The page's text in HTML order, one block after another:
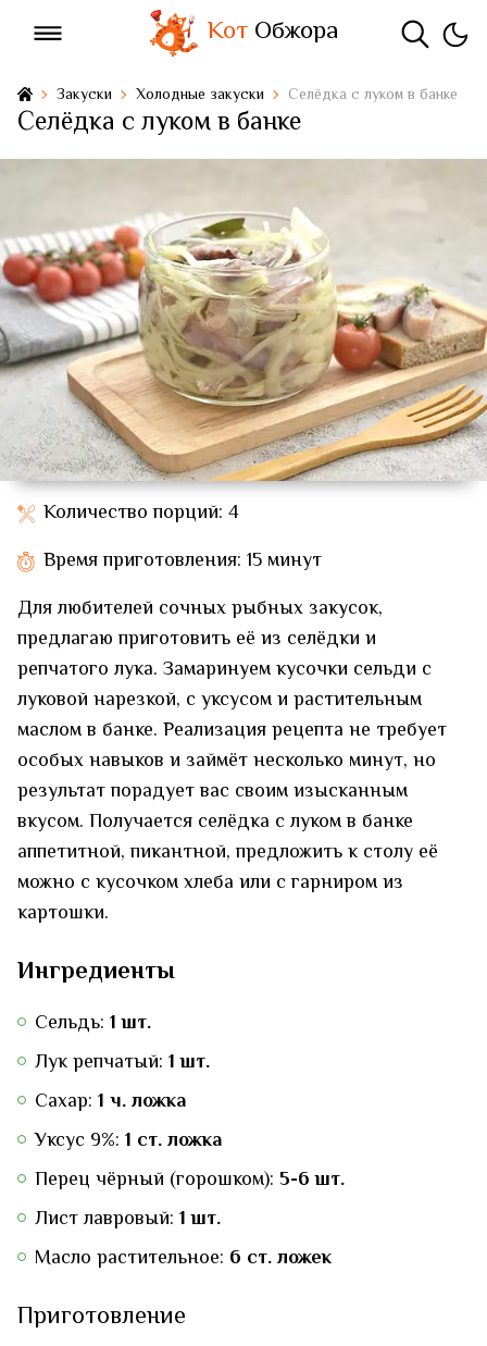
КотОбжора
Закуски Холодные закуски Селёдка с луком в банке
Селёдка с луком в банке
Количество порций: 4
Время приготовления: 15 минут
Для любителей сочных рыбных закусок,
предлагаю приготовить её из селёдки и
репчатого лука. Замаринуем кусочки сельди с
луковой нарезкой, с уксусом и растительным
маслом в банке. Реализация рецепта не требует
особых навыков и займёт несколько минут, но
результат порадует вас своим изысканным
вкусом. Получается селёдка с луком в банке
аппетитной, пикантной, предложить к столу её
можно с кусочком хлеба или с гарниром из
картошки.
Ингредиенты
Сельдь: 1 шт.
Лук репчатый: 1 шт.
Сахар: 1 ч. ложка
Уксус 9%: 1 ст. ложка
Перец чёрный (горошком): 5-6 шт.
Лист лавровый: 1 шт.
Масло растительное: 6 ст. ложек
Приготовление